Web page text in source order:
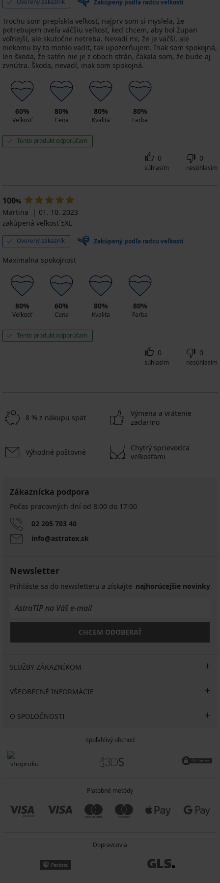
3+1
ZADARMO
41,99
€
kód
BRA20
Overený zákazník Zakúpený podľa radcu veľkostí
Trochu som prepískla veľkosť, najprv som si myslela, že
potrebujem oveľa väčšiu veľkosť, keď chcem, aby bol župan
voľnejší, ale skutočne netreba. Nevadí mi, že je väčší, ale
niekomu by to mohlo vadiť, tak upozorňujem. Inak som spokojná,
len škoda, že satén nie je z oboch strán, čakala som, že bude aj
zvnútra. Škoda, nevadí, inak som spokojná.
60%
Veľkosť
80%
Cena
80%
Kvalita
80%
Farba
Tento produkt odporúčam
0
súhlasím
0
nesúhlasím
100%
Martina
01. 10. 2023
zakúpená veľkosť 5XL
Overený zákazník Zakúpený podľa radcu veľkostí
Maximalna spokojnost
80%
Veľkosť
60%
Cena
80%
Kvalita
80%
Farba
Tento produkt odporúčam
0
súhlasím
0
nesúhlasím
8 % z nákupu späť
Výmena a vrátenie
zadarmo
Výhodné poštovné
Chytrý sprievodca
veľkosťami
Zákaznícka podpora
Počas pracovných dní od 8:00 do 17:00
02 205 703 40
info@astratex.sk
Newsletter
Prihláste sa do newsletteru a získajte najhorúcejšie novinky
CHCEM ODOBERAŤ
SLUŽBY ZÁKAZNÍKOM
VŠEOBECNÉ INFORMÁCIE
O SPOLOČNOSTI
Spoľahlivý obchod
Platobné metódy
Dopravcovia